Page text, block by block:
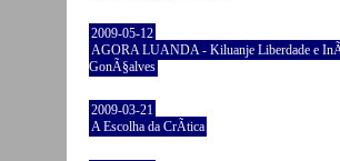
2009-05-12
AGORA LUANDA - Kiluanje Liberdade e
GonÃ§alves
2009-03-21
A Escolha da CrÃ­tica